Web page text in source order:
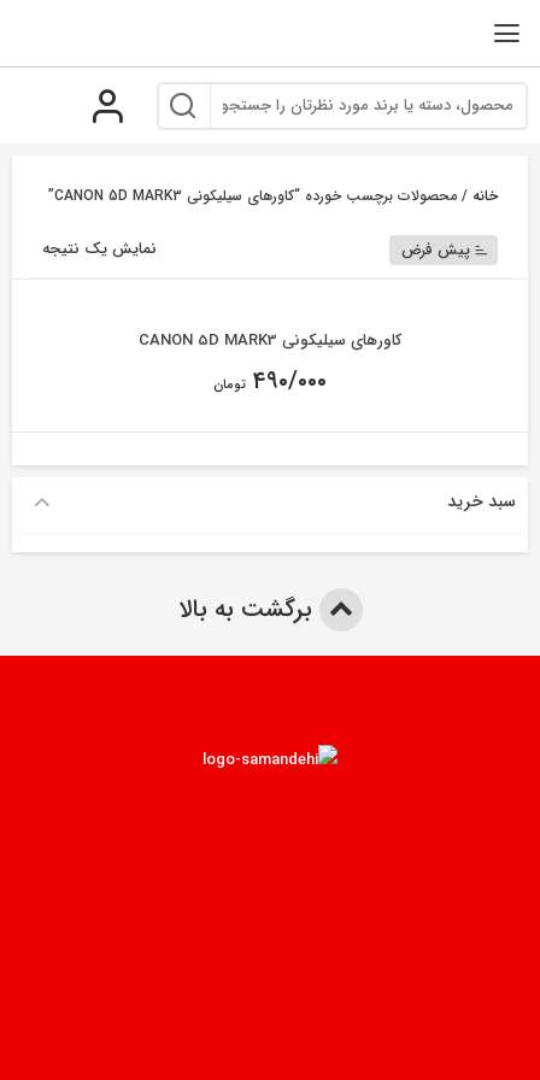
خانه / محصولات برچسب خورده “کاورهای سیلیکونی CANON 5D MARK3”
نمایش یک نتیجه پیش فرض
کاورهای سیلیکونی CANON 5D MARK3
۴۹۰/۰۰۰ تومان
سبد خرید
برگشت به بالا